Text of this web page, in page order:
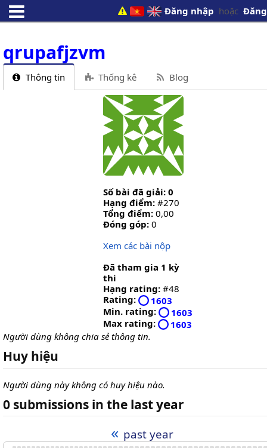
Đăng nhập hoặc
qrupafjzvm
Thông tin Thống kê Blog
Số bài đã giải: 0
Hạng điểm:#270
Tổng điểm: 0,00
Đóng góp: 0
Xem các bài nộp
Đã tham gia 1 kỳ
thi
Hạng rating:#48
Rating:
1603
Min. rating:
1603
Max rating:
1603
Người dùng không chia sẻ thông tin.
Huy hiệu
Người dùng này không có huy hiệu nào.
0 submissions in the last year
« past year